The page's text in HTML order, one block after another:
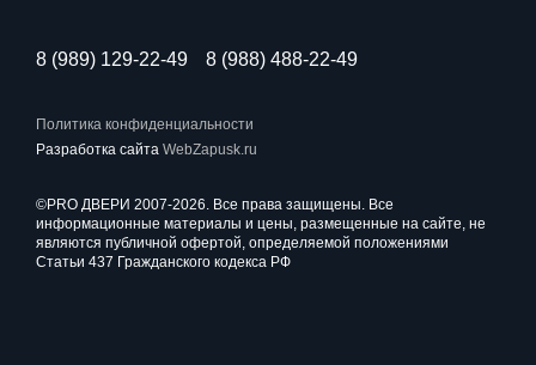
Политика конфиденциальности
Разработка сайта WebZapusk.ru
8 (989) 129-22-49 8 (988) 488-22-49
©PRO ДВЕРИ 2007-2026. Все права защищены. Все
информационные материалы и цены, размещенные на сайте, не
являются публичной офертой, определяемой положениями
Статьи 437 Гражданского кодекса РФ